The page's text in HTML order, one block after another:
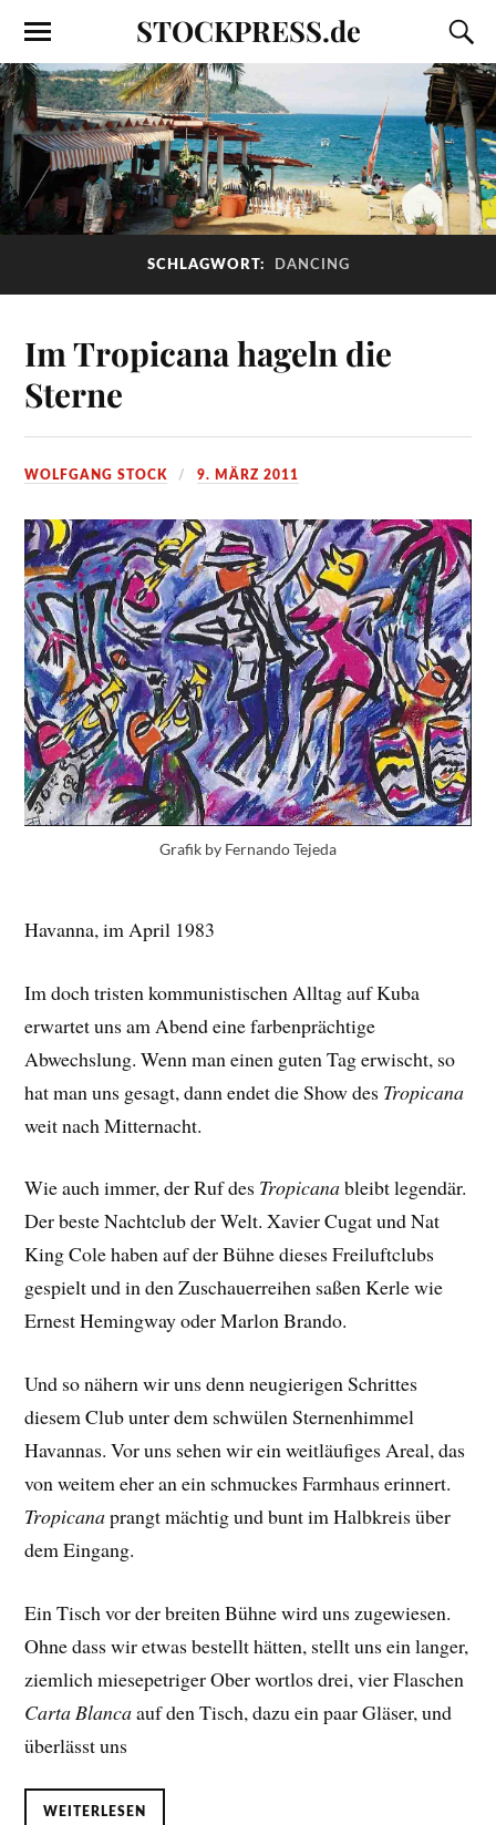
STOCKPRESS.de
SCHLAGWORT: DANCING
Im Tropicana hageln die
Sterne
WOLFGANG STOCK 9. MÄRZ 2011
Grafik by Fernando Tejeda
Havanna, im April 1983
Im doch tristen kommunistischen Alltag auf Kuba
erwartet uns am Abend eine farbenprächtige
Abwechslung. Wenn man einen guten Tag erwischt, so
hat man uns gesagt, dann endet die Show des Tropicana
weit nach Mitternacht.
Wie auch immer, der Ruf des Tropicanableibt legendär.
Der beste Nachtclub der Welt. Xavier Cugat und Nat
King Cole haben auf der Bühne dieses Freiluftclubs
gespielt und in den Zuschauerreihen saßen Kerle wie
Ernest Hemingway oder Marlon Brando.
Und so nähern wir uns denn neugierigen Schrittes
diesem Club unter dem schwülen Sternenhimmel
Havannas. Vor uns sehen wir ein weitläufiges Areal, das
von weitem eher an ein schmuckes Farmhaus erinnert.
Tropicanaprangt mächtig und bunt im Halbkreis über
dem Eingang.
Ein Tisch vor der breiten Bühne wird uns zugewiesen.
Ohne dass wir etwas bestellt hätten, stellt uns ein langer,
ziemlich miesepetriger Ober wortlos drei, vier Flaschen
Carta Blancaauf den Tisch, dazu ein paar Gläser, und
überlässt uns
WEITERLESEN